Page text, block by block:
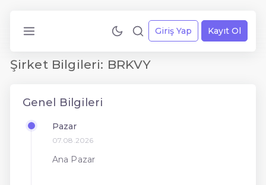
Giriş Yap Kayıt Ol
Şirket Bilgileri: BRKVY
Genel Bilgileri
Pazar
07.08.2026
Ana Pazar